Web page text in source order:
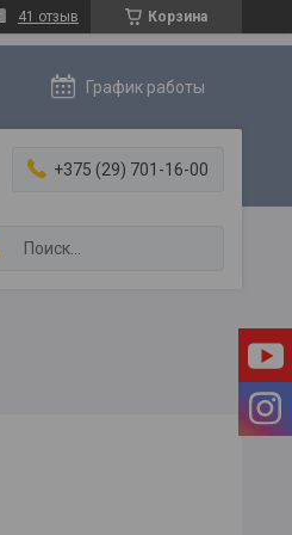
Корзина
41 отзыв
График работы
+375 (29) 701-16-00